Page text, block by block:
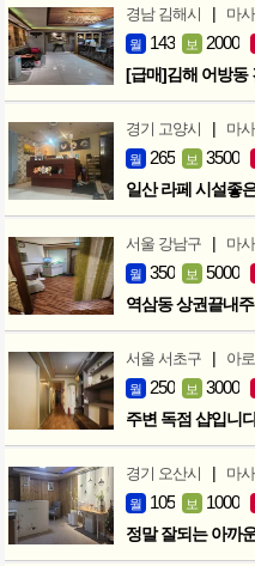
경남 김해시 | 마
월 143 보 2000
[급매]김해 어방동
경기 고양시 | 마
월 265 보 3500
일산 라페 시설좋
서울 강남구 | 마
월 350 보 5000
역삼동 상권끝내
서울 서초구 | 아
월 250 보 3000
주변 독점 샵입니
경기 오산시 | 마
월 105 보 1000
정말 잘되는 아까